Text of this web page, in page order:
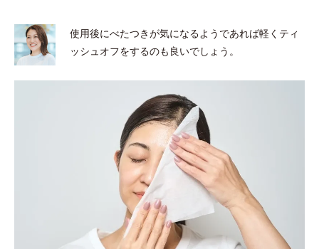
使用後にべたつきが気になるようであれば軽くティ
ッシュオフをするのも良いでしょう。